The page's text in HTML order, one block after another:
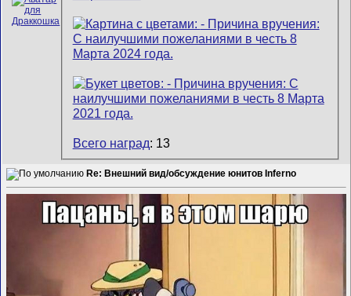
Всего наград: 13
Re: Внешний вид/обсуждение юнитов Inferno